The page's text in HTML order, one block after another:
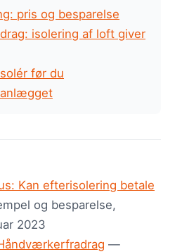
pris og besparelse
isolering af loft giver
før du
Kan efterisolering betale
og besparelse,
2023
—